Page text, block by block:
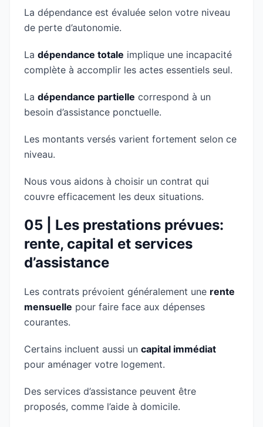
La dépendance est évaluée selon votre niveau
de perte d’autonomie.
La dépendance totale implique une incapacité
complète à accomplir les actes essentiels seul.
La dépendance partielle correspond à un
besoin d’assistance ponctuelle.
Les montants versés varient fortement selon ce
niveau.
Nous vous aidons à choisir un contrat qui
couvre efficacement les deux situations.
05 | Les prestations prévues:
rente, capital et services
d’assistance
Les contrats prévoient généralement une rente
mensuelle pour faire face aux dépenses
courantes.
Certains incluent aussi un capital immédiat
pour aménager votre logement.
Des services d’assistance peuvent être
proposés, comme l’aide à domicile.